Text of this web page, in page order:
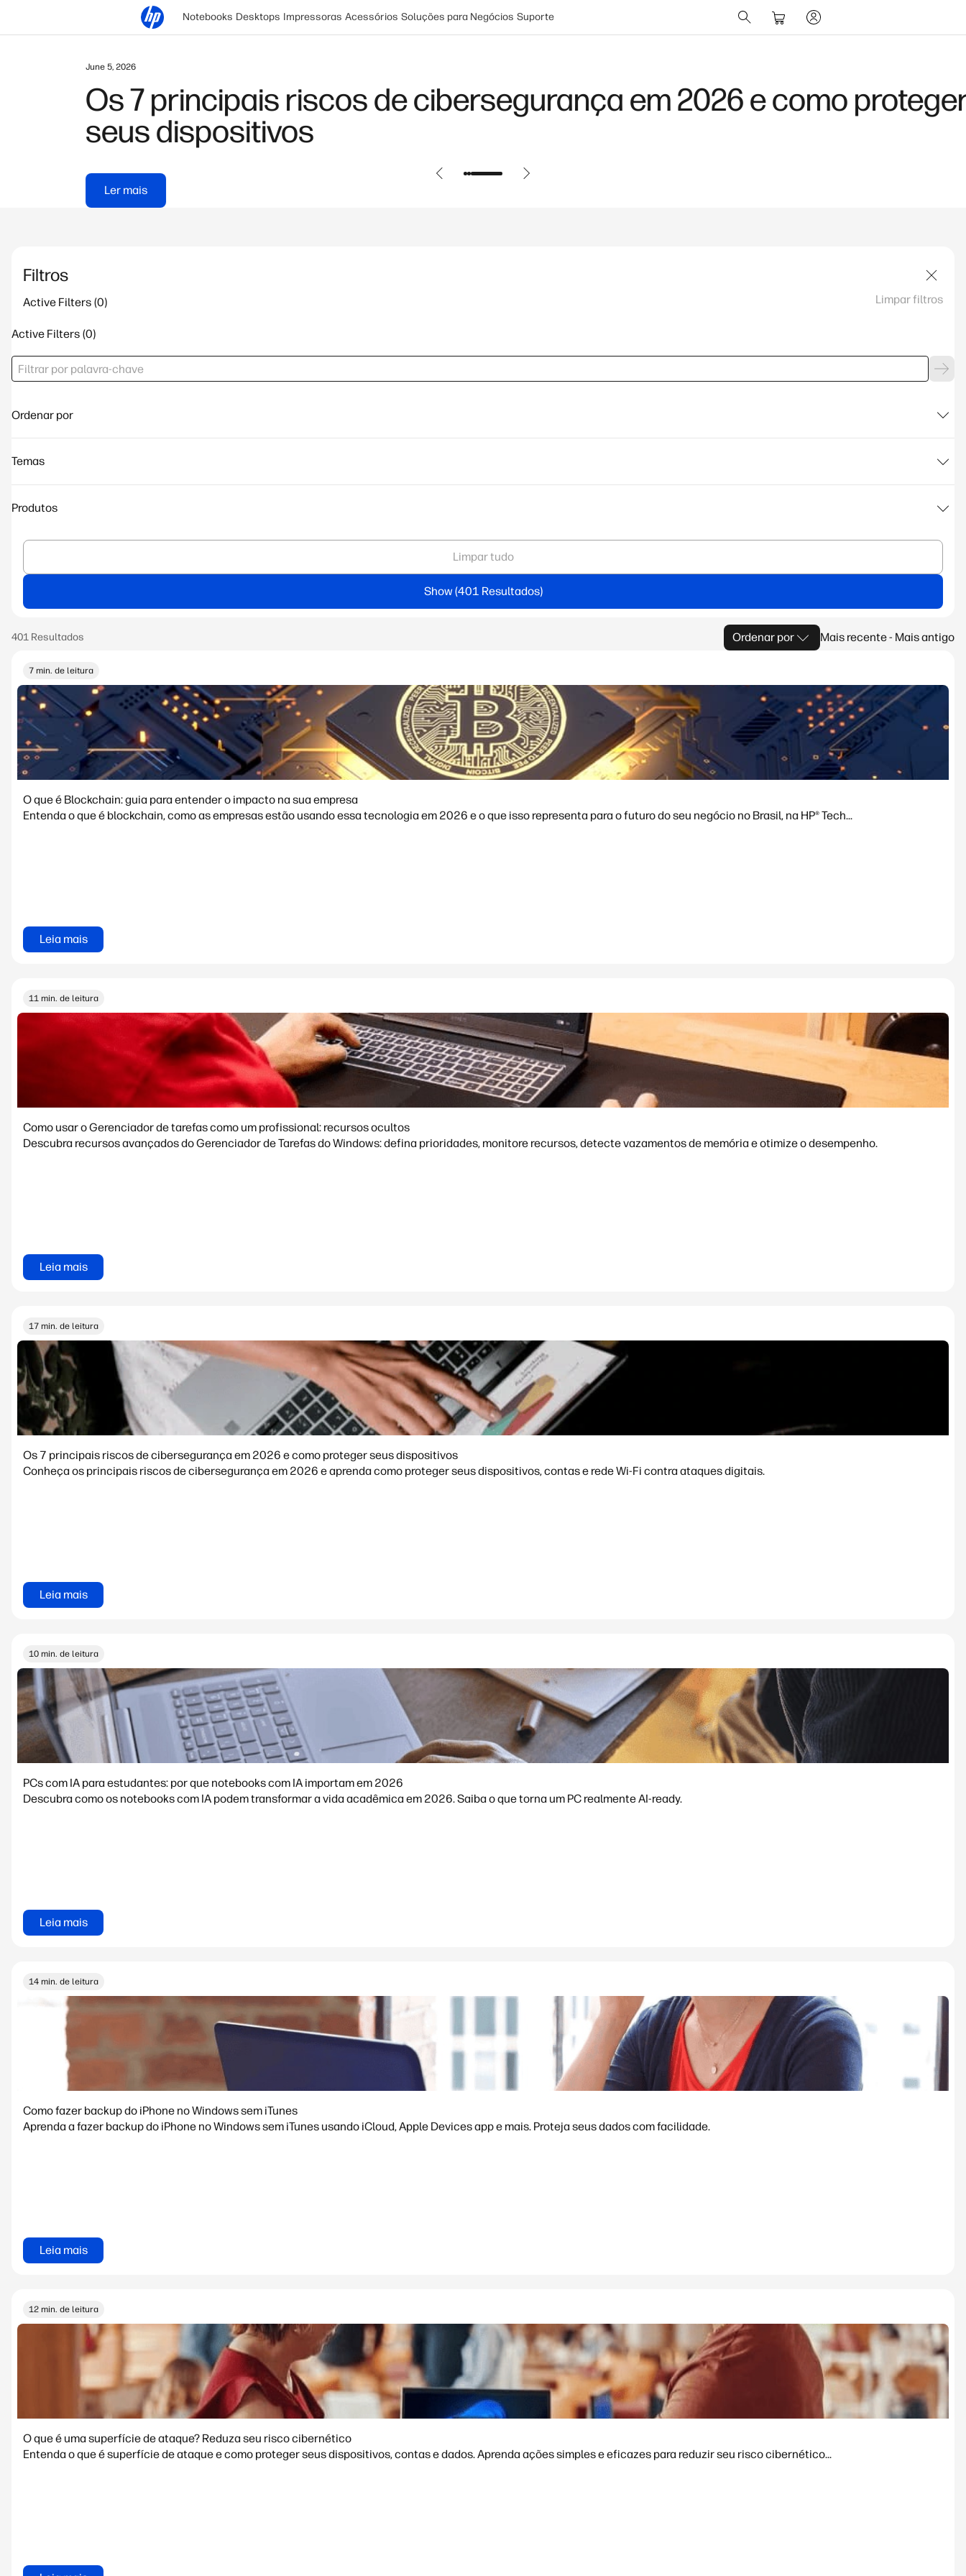
Notebooks Desktops Impressoras Acessórios Soluções para Negócios Suporte
NPU vs GPU: principais diferenças para PCs com IA
Filtros
Active Filters Limpar filtros
Active Filters
Ordenar por
Temas
Produtos
Limpar tudo
Show
Ordenar por Mais recente - Mais antigo
7 min. de leitura
O que é Blockchain: guia para entender o impacto na sua empresa
Entenda o que é blockchain, como as empresas estão usando essa tecnologia em 2026 e o que isso representa para o futuro do seu negócio no Brasil, na HP® Tech...
Leia mais
11 min. de leitura
Como usar o Gerenciador de tarefas como um profissional: recursos ocultos
Descubra recursos avançados do Gerenciador de Tarefas do Windows: defina prioridades, monitore recursos, detecte vazamentos de memória e otimize o desempenho.
Leia mais
17 min. de leitura
Os 7 principais riscos de cibersegurança em 2026 e como proteger seus dispositivos
Conheça os principais riscos de cibersegurança em 2026 e aprenda como proteger seus dispositivos, contas e rede Wi-Fi contra ataques digitais.
Leia mais
10 min. de leitura
PCs com IA para estudantes: por que notebooks com IA importam em 2026
Descubra como os notebooks com IA podem transformar a vida acadêmica em 2026. Saiba o que torna um PC realmente AI-ready.
Leia mais
14 min. de leitura
Como fazer backup do iPhone no Windows sem iTunes
Aprenda a fazer backup do iPhone no Windows sem iTunes usando iCloud, Apple Devices app e mais. Proteja seus dados com facilidade.
Leia mais
12 min. de leitura
O que é uma superfície de ataque? Reduza seu risco cibernético
Entenda o que é superfície de ataque e como proteger seus dispositivos, contas e dados. Aprenda ações simples e eficazes para reduzir seu risco cibernético...